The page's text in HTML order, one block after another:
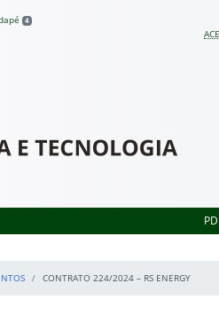
4
Grande
CONTRATO 224/2024 – RS ENERGY